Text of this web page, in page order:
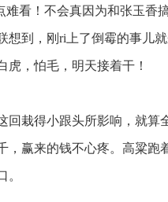
看！不会真因为和张玉香
想到，刚ri上了倒霉的事儿
虎，怕毛，明天接着干！
栽得小跟头所影响，就算
，赢来的钱不心疼。高粱跑
。